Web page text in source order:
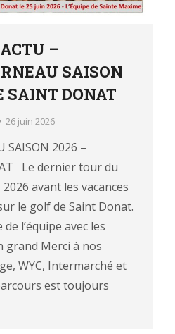
–
SAISON
SAINT DONAT
26 juin 2026
SAISON 2026 –
Le dernier tour du
avant les vacances
le golf de Saint Donat.
l’équipe avec les
grand Merci à nos
WYC, Intermarché et
est toujours